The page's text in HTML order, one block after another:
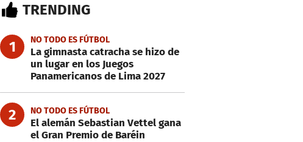
TRENDING
1 NO TODO ES FÚTBOL
La gimnasta catracha se hizo de
un lugar en los Juegos
Panamericanos de Lima 2027
2 NO TODO ES FÚTBOL
El alemán Sebastian Vettel gana
el Gran Premio de Baréin